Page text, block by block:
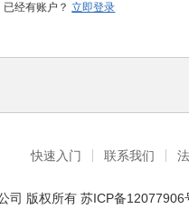
已经有账户？ 立即登录
快速入门 联系我们
司 版权所有 苏ICP备12077906